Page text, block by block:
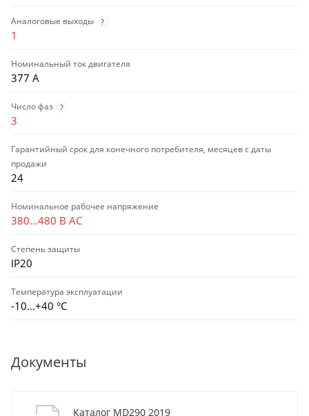
Аналоговые выходы ?
1
Номинальный ток двигателя
377 А
Число фаз ?
3
Гарантийный срок для конечного потребителя, месяцев с даты
продажи
24
Номинальное рабочее напряжение
380…480 В AC
Степень защиты
IP20
Температура эксплуатации
-10…+40 °С
Документы
Каталог MD290 2019